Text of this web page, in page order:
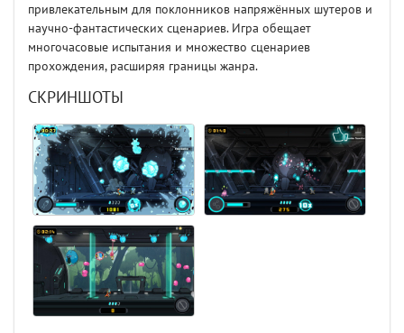
привлекательным для поклонников напряжённых шутеров и
научно-фантастических сценариев. Игра обещает
многочасовые испытания и множество сценариев
прохождения, расширяя границы жанра.
СКРИНШОТЫ